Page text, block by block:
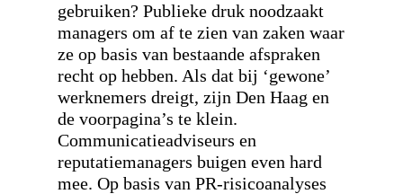
gebruiken? Publieke druk noodzaakt
managers om af te zien van zaken waar
ze op basis van bestaande afspraken
recht op hebben. Als dat bij ‘gewone’
werknemers dreigt, zijn Den Haag en
de voorpagina’s te klein.
Communicatieadviseurs en
reputatiemanagers buigen even hard
mee. Op basis van PR-risicoanalyses